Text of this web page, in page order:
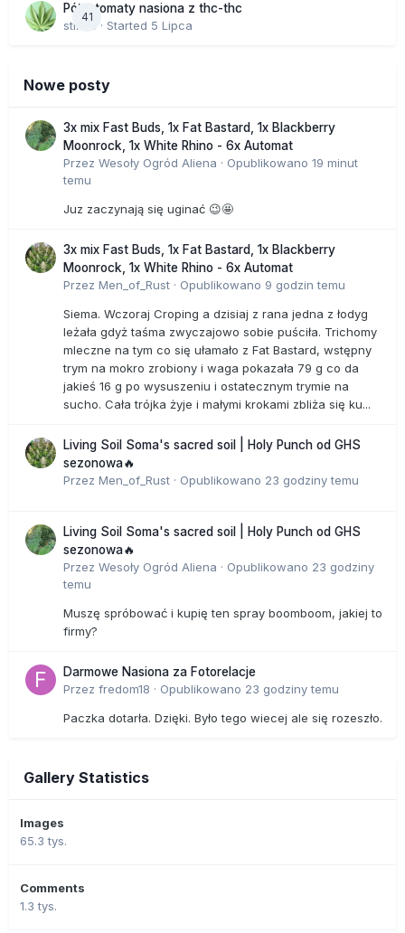
41
Półautomaty nasiona z thc-thc
stix33
· Started 5 Lipca
Nowe posty
3x mix Fast Buds, 1x Fat Bastard, 1x Blackberry
Moonrock, 1x White Rhino - 6x Automat
Przez Wesoły Ogród Aliena · Opublikowano 19 minut
temu
Juz zaczynają się uginać 😉🤩
3x mix Fast Buds, 1x Fat Bastard, 1x Blackberry
Moonrock, 1x White Rhino - 6x Automat
Przez Men_of_Rust · Opublikowano 9 godzin temu
Siema. Wczoraj Croping a dzisiaj z rana jedna z łodyg
leżała gdyż taśma zwyczajowo sobie puściła. Trichomy
mleczne na tym co się ułamało z Fat Bastard, wstępny
trym na mokro zrobiony i waga pokazała 79 g co da
jakieś 16 g po wysuszeniu i ostatecznym trymie na
sucho. Cała trójka żyje i małymi krokami zbliża się ku...
Living Soil Soma's sacred soil | Holy Punch od GHS
sezonowa🔥
Przez Men_of_Rust · Opublikowano 23 godziny temu
Living Soil Soma's sacred soil | Holy Punch od GHS
sezonowa🔥
Przez Wesoły Ogród Aliena · Opublikowano 23 godziny
temu
Muszę spróbować i kupię ten spray boomboom, jakiej to
firmy?
Darmowe Nasiona za Fotorelacje
Przez fredom18 · Opublikowano 23 godziny temu
Paczka dotarła. Dzięki. Było tego wiecej ale się rozeszło.
Gallery Statistics
Images
65.3 tys.
Comments
1.3 tys.